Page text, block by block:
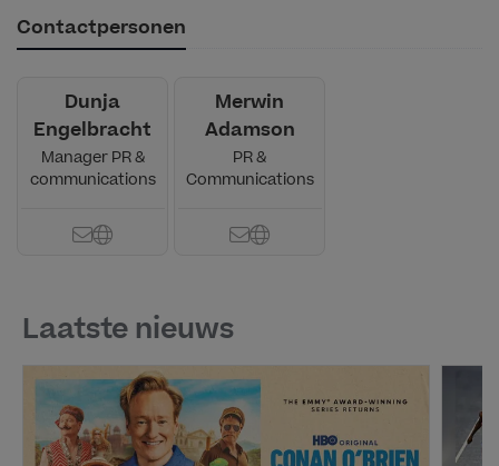
Contactpersonen
Dunja
Engelbracht
Manager PR &
communications
Merwin
Adamson
PR &
Communications
Laatste nieuws